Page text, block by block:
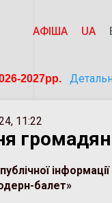
АФІША UA
2027рр.
11:22
громадян
балет»